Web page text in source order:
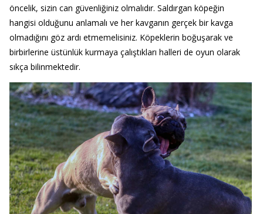
öncelik, sizin can güvenliğiniz olmalıdır. Saldırgan köpeğin
hangisi olduğunu anlamalı ve her kavganın gerçek bir kavga
olmadığını göz ardı etmemelisiniz. Köpeklerin boğuşarak ve
birbirlerine üstünlük kurmaya çalıştıkları halleri de oyun olarak
sıkça bilinmektedir.